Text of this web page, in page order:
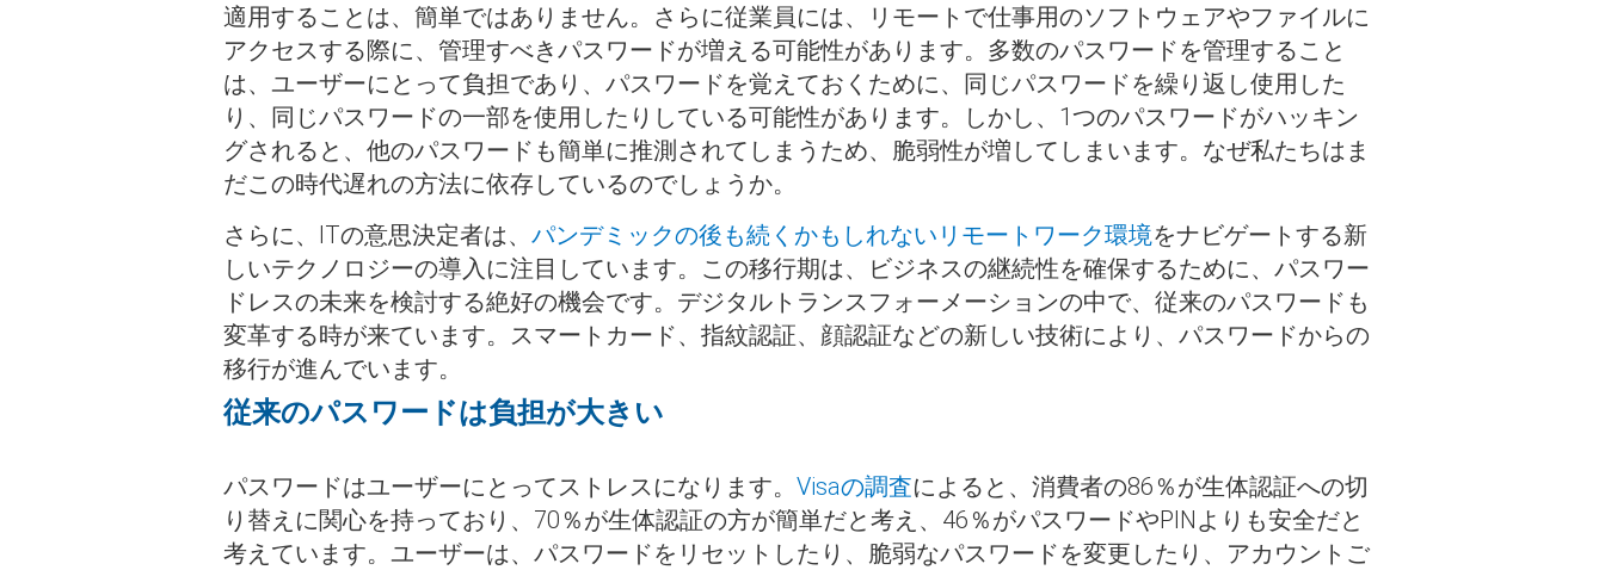
適用することは、簡単ではありません。さらに従業員には、リモートで仕事用のソフトウェアやファイルに
アクセスする際に、管理すべきパスワードが増える可能性があります。多数のパスワードを管理すること
は、ユーザーにとって負担であり、パスワードを覚えておくために、同じパスワードを繰り返し使用した
り、同じパスワードの一部を使用したりしている可能性があります。しかし、1つのパスワードがハッキン
グされると、他のパスワードも簡単に推測されてしまうため、脆弱性が増してしまいます。なぜ私たちはま
だこの時代遅れの方法に依存しているのでしょうか。
さらに、ITの意思決定者は、 パンデミックの後も続くかもしれないリモートワーク環境をナビゲートする新
しいテクノロジーの導入に注目しています。この移行期は、ビジネスの継続性を確保するために、パスワー
ドレスの未来を検討する絶好の機会です。デジタルトランスフォーメーションの中で、従来のパスワードも
変革する時が来ています。スマートカード、指紋認証、顔認証などの新しい技術により、パスワードからの
移行が進んでいます。
従来のパスワードは負担が大きい
パスワードはユーザーにとってストレスになります。 Visaの調査によると、消費者の86％が生体認証への切
り替えに関心を持っており、70％が生体認証の方が簡単だと考え、46％がパスワードやPINよりも安全だと
考えています。ユーザーは、パスワードをリセットしたり、脆弱なパスワードを変更したり、アカウントご